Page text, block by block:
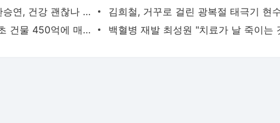
"손 떨림 포착"…카라 한승연, 건강 괜찮나 팬들 '걱정'
"서장훈, 28억에 산 서초 건물 450억에 매물로"